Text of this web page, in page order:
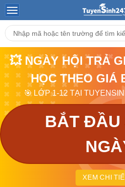
💥 NGÀY HỘI TRẢ
HỌC THEO GIÁ
🎯 LỚP 1-12 TẠI
BẮT ĐẦU
XEM CHI